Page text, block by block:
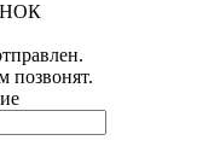
позвонят.